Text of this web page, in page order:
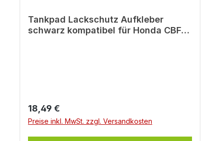
Tankpad Lackschutz Aufkleber
schwarz kompatibel für Honda CBF
Regulärer Preis:
18,49 €
Preise inkl. MwSt. zzgl. Versandkosten